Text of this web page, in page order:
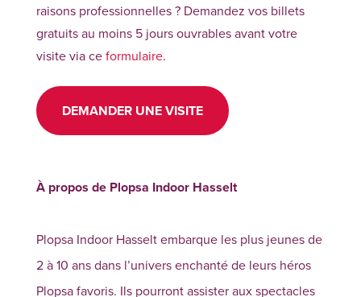
raisons professionnelles ? Demandez vos billets
gratuits au moins 5 jours ouvrables avant votre
visite via ceformulaire.
DEMANDER UNE VISITE
À propos de Plopsa Indoor Hasselt
Plopsa Indoor Hasselt embarque les plus jeunes de
2 à 10 ans dans l’univers enchanté de leurs héros
Plopsa favoris. Ils pourront assister aux spectacles